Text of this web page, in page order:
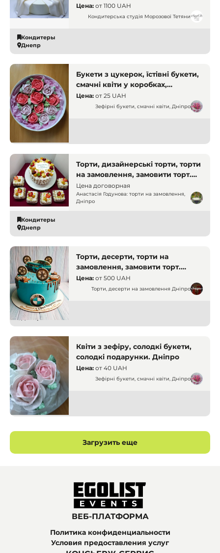
тістечка. Дніпро. Кухарі і
кондитери
Цена: от 1100 UAH
Кондитерська студія Морозової Тетяни
Кондитеры
Днепр
Букети з цукерок, їстівні букети,
смачні квіти у коробках,
доставка. Дніпро
Цена: от 25 UAH
Зефірні букети, смачні квіти, Дніпро
Кондитеры
Торти, дизайнерські торти, торти
на замовлення, замовити торт.
Дніпро
Цена договорная
Анастасія Годунова: торти на замовлення,
Дніпро
Кондитеры
Днепр
Торти, десерти, торти на
замовлення, замовити торт.
Дніпро
Цена: от 500 UAH
Торти, десерти на замовлення Дніпро
Кондитеры
Днепр
Квіти з зефіру, солодкі букети,
солодкі подарунки. Дніпро
Цена: от 40 UAH
Зефірні букети, смачні квіти, Дніпро
Кондитеры
Днепр
Загрузить еще
ВЕБ-ПЛАТФОРМА
Политика конфиденциальности
Условия предоставления услуг